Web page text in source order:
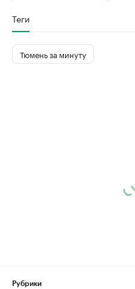
Теги
Тюмень за минуту
Рубрики